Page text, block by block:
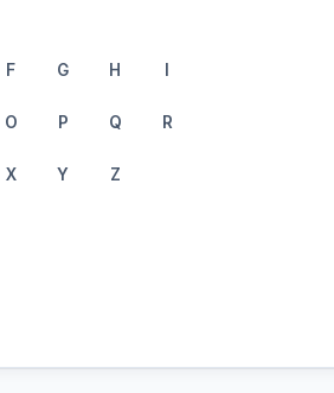
F G H I
O P Q R
X Y Z